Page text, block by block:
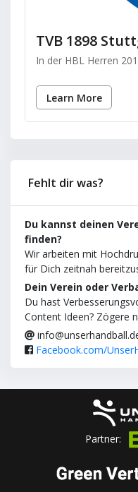
TVB 1898
In der HBL Herren
Learn More
Fehlt dir was?
Du kannst deinen
finden?
Wir arbeiten mit
für Dich zeitnah
Dein Verein oder
Du hast
Content Ideen? Zögere
Facebook.com/
Partner: